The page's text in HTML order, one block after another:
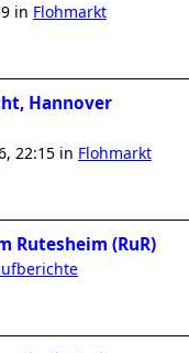
in Flohmarkt
Hannover
22:15 in Flohmarkt
Rutesheim (RuR)